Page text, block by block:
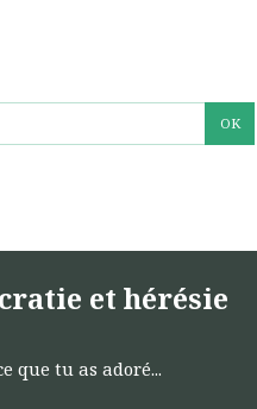
et hérésie
que tu as adoré...